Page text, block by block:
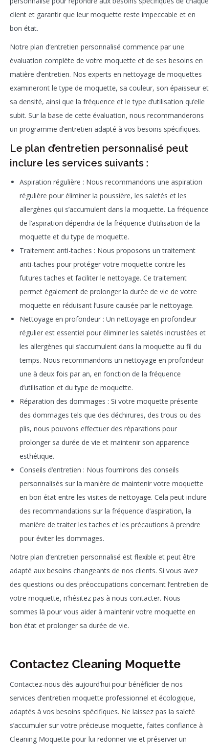
client et garantir que leur moquette reste impeccable et en
bon état.
Notre plan d’entretien personnalisé commence par une
évaluation complète de votre moquette et de ses besoins en
matière d’entretien. Nos experts en nettoyage de moquettes
examineront le type de moquette, sa couleur, son épaisseur et
sa densité, ainsi que la fréquence et le type d’utilisation qu’elle
subit. Sur la base de cette évaluation, nous recommanderons
un programme d’entretien adapté à vos besoins spécifiques.
Le plan d’entretien personnalisé peut
inclure les services suivants :
Aspiration régulière : Nous recommandons une aspiration
régulière pour éliminer la poussière, les saletés et les
allergènes qui s’accumulent dans la moquette. La fréquence
de l’aspiration dépendra de la fréquence d’utilisation de la
moquette et du type de moquette.
Traitement anti-taches : Nous proposons un traitement
anti-taches pour protéger votre moquette contre les
futures taches et faciliter le nettoyage. Ce traitement
permet également de prolonger la durée de vie de votre
moquette en réduisant l’usure causée par le nettoyage.
Nettoyage en profondeur : Un nettoyage en profondeur
régulier est essentiel pour éliminer les saletés incrustées et
les allergènes qui s’accumulent dans la moquette au fil du
temps. Nous recommandons un nettoyage en profondeur
une à deux fois par an, en fonction de la fréquence
d’utilisation et du type de moquette.
Réparation des dommages : Si votre moquette présente
des dommages tels que des déchirures, des trous ou des
plis, nous pouvons effectuer des réparations pour
prolonger sa durée de vie et maintenir son apparence
esthétique.
Conseils d’entretien : Nous fournirons des conseils
personnalisés sur la manière de maintenir votre moquette
en bon état entre les visites de nettoyage. Cela peut inclure
des recommandations sur la fréquence d’aspiration, la
manière de traiter les taches et les précautions à prendre
pour éviter les dommages.
Notre plan d’entretien personnalisé est flexible et peut être
adapté aux besoins changeants de nos clients. Si vous avez
des questions ou des préoccupations concernant l’entretien de
votre moquette, n’hésitez pas à nous contacter. Nous
sommes là pour vous aider à maintenir votre moquette en
bon état et prolonger sa durée de vie.
Contactez Cleaning Moquette
Contactez-nous dès aujourd’hui pour bénéficier de nos
services d’entretien moquette professionnel et écologique,
adaptés à vos besoins spécifiques. Ne laissez pas la saleté
s’accumuler sur votre précieuse moquette, faites confiance à
Cleaning Moquette pour lui redonner vie et préserver un